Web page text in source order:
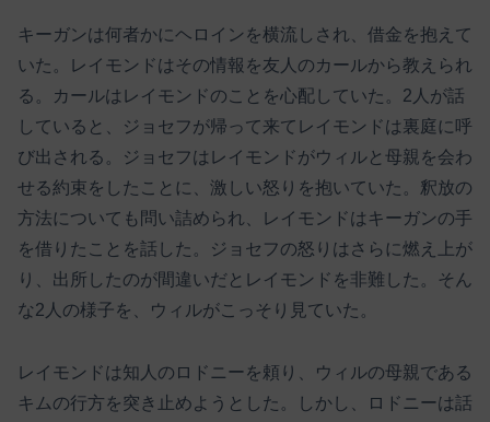
キーガンは何者かにヘロインを横流しされ、借金を抱えて
いた。レイモンドはその情報を友人のカールから教えられ
る。カールはレイモンドのことを心配していた。2人が話
していると、ジョセフが帰って来てレイモンドは裏庭に呼
び出される。ジョセフはレイモンドがウィルと母親を会わ
せる約束をしたことに、激しい怒りを抱いていた。釈放の
方法についても問い詰められ、レイモンドはキーガンの手
を借りたことを話した。ジョセフの怒りはさらに燃え上が
り、出所したのが間違いだとレイモンドを非難した。そん
な2人の様子を、ウィルがこっそり見ていた。
レイモンドは知人のロドニーを頼り、ウィルの母親である
キムの行方を突き止めようとした。しかし、ロドニーは話